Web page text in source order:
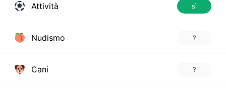
Attività sì
Nudismo ?
Cani ?